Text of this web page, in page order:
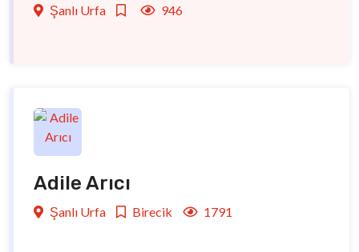
Şanlı Urfa 946
Adile Arıcı
Şanlı Urfa Birecik 1791